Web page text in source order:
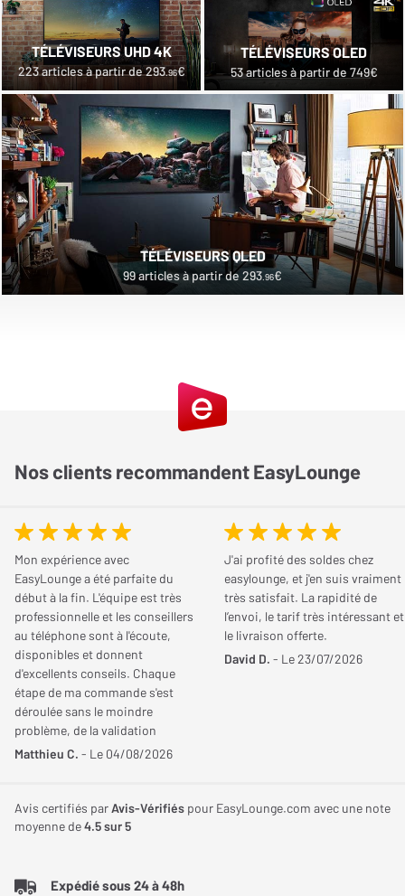
TÉLÉVISEURS UHD 4K
223 articles à partir de 293.96€
TÉLÉVISEURS OLED
53 articles à partir de 749€
TÉLÉVISEURS QLED
99 articles à partir de 293 .96€
Nos clients recommandent EasyLounge
Mon expérience avec
EasyLounge a été parfaite du
début à la fin. L'équipe est très
professionnelle et les conseillers
au téléphone sont à l'écoute,
disponibles et donnent
d'excellents conseils. Chaque
étape de ma commande s'est
déroulée sans le moindre
problème, de la validation
jusqu'à la livraison. Je
service et son sérieux.
Matthieu C. - Le 04/08/2026
J'ai profité des soldes chez
easylounge, et j'en suis vraiment
très satisfait. La rapidité de
l’envoi, le tarif très intéressant et
le livraison offerte.
David D. - Le 23/07/2026
Avis certifiés parAvis-Vérifiés pour EasyLounge.com avec une note
moyenne de4.5sur 5
Expédié sous 24 à 48h